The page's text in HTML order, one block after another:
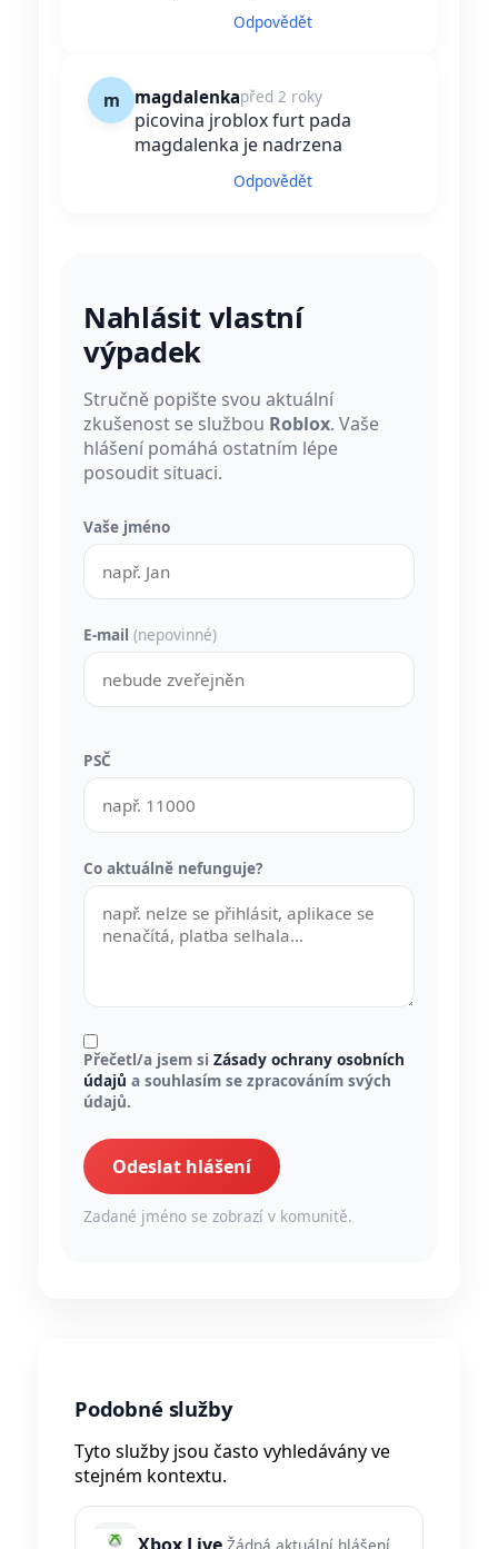
Odpovědět
m magdalenkapřed 2 roky
picovina jroblox furt pada
magdalenka je nadrzena
Odpovědět
Nahlásit vlastní
výpadek
Stručně popište svou aktuální
zkušenost se službou Roblox. Vaše
hlášení pomáhá ostatním lépe
posoudit situaci.
Vaše jméno
E-mail (nepovinné)
PSČ
Co aktuálně nefunguje?
Přečetl/a jsem si Zásady ochrany osobních
údajů a souhlasím se zpracováním svých
údajů.
Odeslat hlášení
Zadané jméno se zobrazí v komunitě.
Podobné služby
Tyto služby jsou často vyhledávány ve
stejném kontextu.
Žádná aktuální hlášení